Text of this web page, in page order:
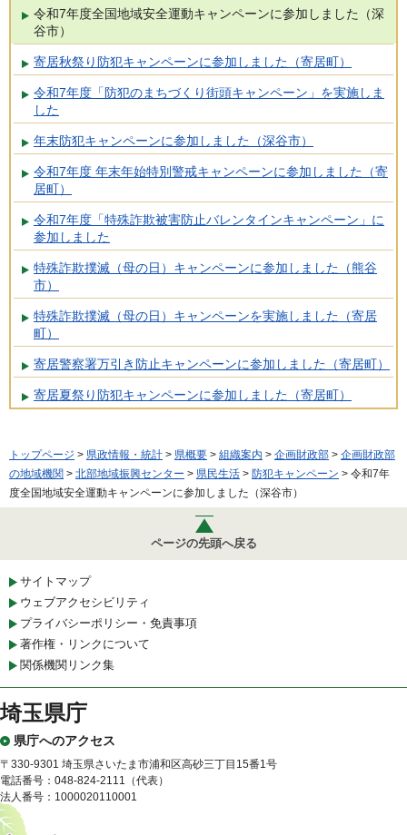
令和7年度全国地域安全運動キャンペーンに参加しました（深
谷市）
寄居秋祭り防犯キャンペーンに参加しました（寄居町）
令和7年度「防犯のまちづくり街頭キャンペーン」を実施しま
した
年末防犯キャンペーンに参加しました（深谷市）
令和7年度 年末年始特別警戒キャンペーンに参加しました（寄
居町）
令和7年度「特殊詐欺被害防止バレンタインキャンペーン」に
参加しました
特殊詐欺撲滅（母の日）キャンペーンに参加しました（熊谷
市）
特殊詐欺撲滅（母の日）キャンペーンを実施しました（寄居
町）
寄居警察署万引き防止キャンペーンに参加しました（寄居町）
寄居夏祭り防犯キャンペーンに参加しました（寄居町）
トップページ > 県政情報・統計 > 県概要 > 組織案内 > 企画財政部 > 企画財政部
の地域機関 > 北部地域振興センター > 県民生活 > 防犯キャンペーン > 令和7年
度全国地域安全運動キャンペーンに参加しました（深谷市）
ページの先頭へ戻る
サイトマップ
ウェブアクセシビリティ
プライバシーポリシー・免責事項
著作権・リンクについて
関係機関リンク集
埼玉県庁
県庁へのアクセス
〒330-9301 埼玉県さいたま市浦和区高砂三丁目15番1号
電話番号：048-824-2111（代表）
法人番号：1000020110001